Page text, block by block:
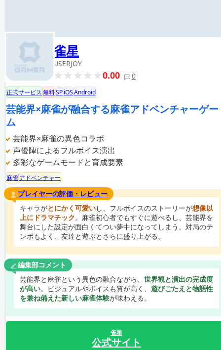
雀星
USERJOY
0.00 0
正式サービス無料SPiOSAndroid
芸能界×麻雀が融合する麻雀アドベンチャーゲー
ム
芸能界×麻雀の異色コラボ
声優陣によるフルボイス演出
多彩なゲームモードと育成要素
麻雀 アドベンチャー
プレイヤーの評価・レビュー
キャラがとにかく可愛いし、フルボイスのストーリーが想像以
上にドラマチック。麻雀初心者でもすぐに遊べるし、芸能界を
舞台にした設定が面白くてつい夢中になってしまう。対局のテ
ンポもよく、友達と遊ぶとさらに盛り上がる。
編集部コメント
芸能界と麻雀という異色の融合ながら、 世界観と演出の完成度
が高い。ビジュアルやボイスも質が高く、 遊びごたえと物語性
を兼ね備えた新しい麻雀体験が味わえる。
雀星
公式サイト